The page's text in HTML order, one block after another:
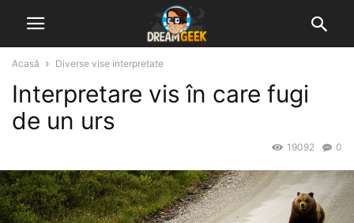
Acasă Diverse vise interpretate
Interpretare vis în care fugi
de un urs
0
19092